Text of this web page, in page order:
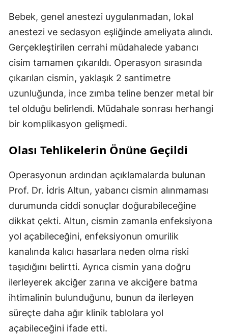
Bebek, genel anestezi uygulanmadan, lokal
anestezi ve sedasyon eşliğinde ameliyata alındı.
Gerçekleştirilen cerrahi müdahalede yabancı
cisim tamamen çıkarıldı. Operasyon sırasında
çıkarılan cismin, yaklaşık 2 santimetre
uzunluğunda, ince zımba teline benzer metal bir
tel olduğu belirlendi. Müdahale sonrası herhangi
bir komplikasyon gelişmedi.
Olası Tehlikelerin Önüne Geçildi
Operasyonun ardından açıklamalarda bulunan
Prof. Dr. İdris Altun, yabancı cismin alınmaması
durumunda ciddi sonuçlar doğurabileceğine
dikkat çekti. Altun, cismin zamanla enfeksiyona
yol açabileceğini, enfeksiyonun omurilik
kanalında kalıcı hasarlara neden olma riski
taşıdığını belirtti. Ayrıca cismin yana doğru
ilerleyerek akciğer zarına ve akciğere batma
ihtimalinin bulunduğunu, bunun da ilerleyen
süreçte daha ağır klinik tablolara yol
açabileceğini ifade etti.